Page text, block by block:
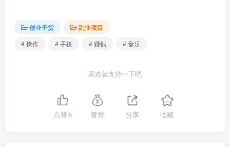
创业干货
副业项目
# 操作
# 手机 # 赚钱 # 音乐
喜欢就支持一下吧
点赞6 赞赏 分享 收藏